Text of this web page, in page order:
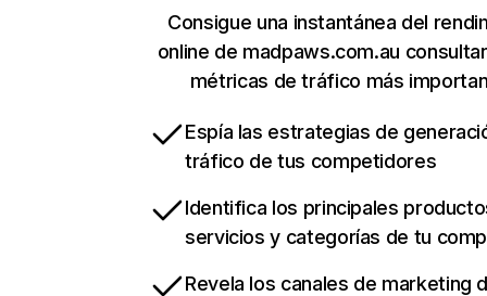
Consigue una instantánea del
online de madpaws.com.au
métricas de tráfico más
Espía las estrategias de
tráfico de tus competidores
Identifica los principales
servicios y categorías de tu
Revela los canales de marketing